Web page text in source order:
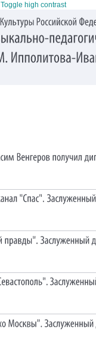
Toggle high contrast